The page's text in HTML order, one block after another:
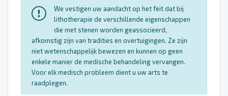
We vestigen uw aandacht op het feit dat bij
lithotherapie de verschillende eigenschappen
die met stenen worden geassocieerd,
afkomstig zijn van tradities en overtuigingen. Ze zijn
niet wetenschappelijk bewezen en kunnen op geen
enkele manier de medische behandeling vervangen.
Voor elk medisch probleem dient u uw arts te
raadplegen.